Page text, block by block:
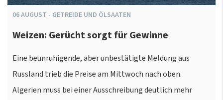
06AUGUST - GETREIDE UND ÖLSAATEN
Weizen: Gerücht sorgt für Gewinne
Eine beunruhigende, aber unbestätigte Meldung aus
Russland trieb die Preise am Mittwoch nach oben.
Algerien muss bei einer Ausschreibung deutlich mehr